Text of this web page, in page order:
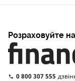
Розраховуйте на
0 800 307 555